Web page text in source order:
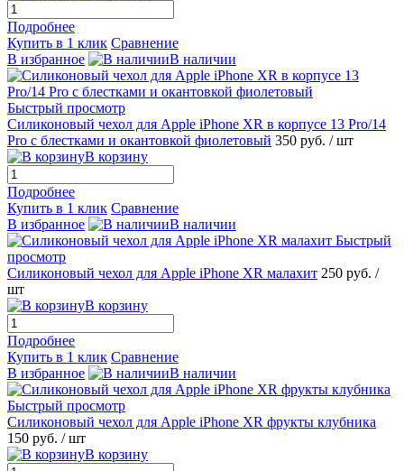
Подробнее
Купить в 1 клик Сравнение
В избранное
В наличии
Быстрый просмотр
Силиконовый чехол для Apple iPhone XR в корпусе 13 Pro/14
Pro с блестками и окантовкой фиолетовый 350 руб. / шт
В корзину
Подробнее
Купить в 1 клик Сравнение
В избранное
В наличии
Быстрый
просмотр
Силиконовый чехол для Apple iPhone XR малахит 250 руб. /
шт
В корзину
Подробнее
Купить в 1 клик Сравнение
В избранное
В наличии
Быстрый просмотр
Силиконовый чехол для Apple iPhone XR фрукты клубника
150 руб. / шт
В корзину